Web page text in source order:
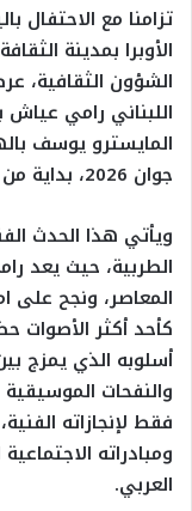
​تزامنا مع
الأوبرا بمدينة
الشؤون الثقافية،
اللبناني رامي عياش
جوان 2026، بداية من الساعة الثامنة مساء.
​ويأتي هذا الحدث
الطربية، حيث يعد
المعاصر، ونجح على
كأحد أكثر الأصوات
أسلوبه الذي يمزج
والنفحات
فقط لإنجازاته
ومبادراته
العربي.